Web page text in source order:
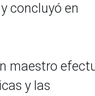
concluyó en
maestro
y las